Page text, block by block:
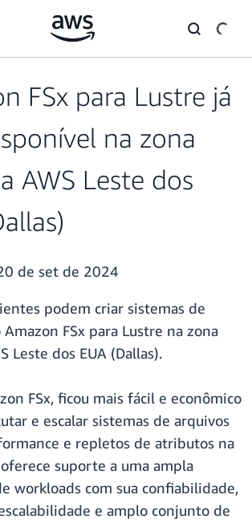
principal
FSx para Lustre já
na zona
AWS Leste dos
de set de 2024
podem criar sistemas de
FSx para Lustre na zona
Leste dos EUA (Dallas).
FSx, ficou mais fácil e econômico
e escalar sistemas de arquivos
e repletos de atributos na
suporte a uma ampla
workloads com sua confiabilidade,
e amplo conjunto de